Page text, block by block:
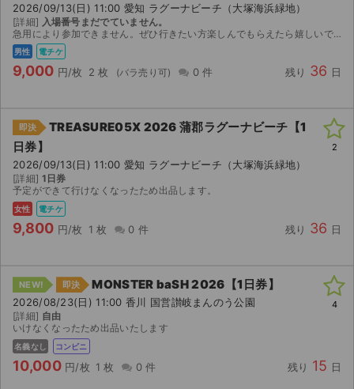
2026/09/13(日) 11:00 愛知 ラグーナビーチ（大塚海浜緑地）
[詳細] 入場番号まだでていません。
急用により参加できません。ぜひ行きたい方楽しんでもらえたら嬉しいです。
男性 電チケ
9,000 円/枚 2 枚 0 件 残り 36 日
即決
TREASURE05X 2026 蒲郡ラグーナビーチ【1
日券】
2026/09/13(日) 11:00 愛知 ラグーナビーチ（大塚海浜緑地）
[詳細] 1日券
予定ができて行けなくなったため出品します。
女性 電チケ
9,800 円/枚 1 枚 0 件 残り 36 日
2
NEW! 即決 MONSTER baSH 2026【1日券】
2026/08/23(日) 11:00 香川 国営讃岐まんのう公園
[詳細] 自由
いけなくなったため出品いたします
名義なし コンビニ
10,000 円/枚 1 枚 0 件 残り 15 日
4